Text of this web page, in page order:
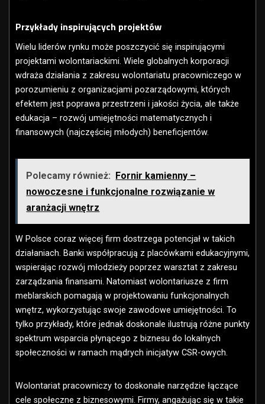
Przykłady inspirujących projektów
Wielu liderów rynku może poszczycić się inspirującymi
projektami wolontariackimi. Wiele globalnych korporacji
wdraża działania z zakresu wolontariatu pracowniczego w
porozumieniu z organizacjami pozarządowymi, których
efektem jest poprawa przestrzeni i jakości życia, ale także
edukacja – rozwój umiejętności matematycznych i
finansowych (najczęściej młodych) beneficjentów.
Polecamy również: Fornir kamienny –
nowoczesne i funkcjonalne rozwiązanie w
aranżacji wnętrz
W Polsce coraz więcej firm dostrzega potencjał w takich
działaniach. Banki współpracują z placówkami edukacyjnymi,
wspierając rozwój młodzieży poprzez warsztat z zakresu
zarządzania finansami. Natomiast wolontariusze z firm
meblarskich pomagają w projektowaniu funkcjonalnych
wnętrz, wykorzystując swoje zawodowe umiejętności. To
tylko przykłady, które jednak doskonale ilustrują różne punkty
spektrum wsparcia płynącego z biznesu do lokalnych
społeczności w ramach mądrych inicjatyw CSR-owych.
Wolontariat pracowniczy to doskonałe narzędzie łączące
cele społeczne z biznesowymi. Firmy, angażując się w takie